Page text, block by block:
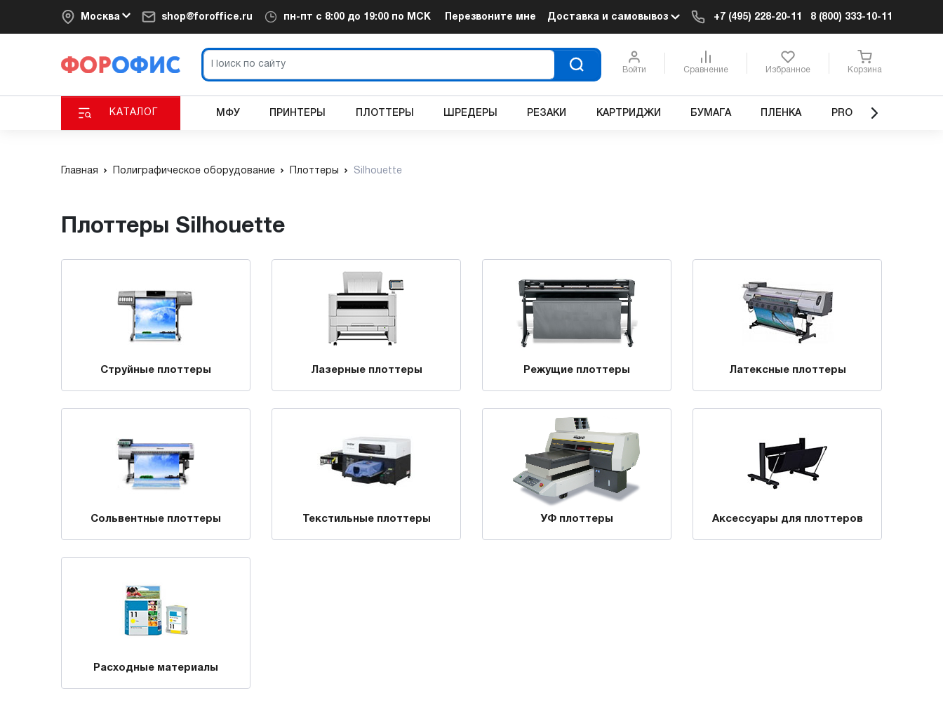
Москва shop@foroffice.ru пн-пт с 8:00 до 19:00 по МСК Перезвоните мне Доставка и самовывоз +7 (495) 228-20-11 8 (800) 333-10-11
Войти Сравнение Избранное Корзина
КАТАЛОГ МФУ ПРИНТЕРЫ ПЛОТТЕРЫ ШРЕДЕРЫ РЕЗАКИ КАРТРИДЖИ БУМАГА ПЛЕНКА PRO
Главная Полиграфическое оборудование Плоттеры Silhouette
Плоттеры Silhouette
Струйные плоттеры Лазерные плоттеры Режущие плоттеры Латексные плоттеры
Сольвентные плоттеры Текстильные плоттеры УФ плоттеры Аксессуары для плоттеров
Расходные материалы